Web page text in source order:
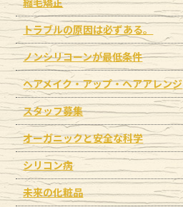
トラブルの原因は必ずある。
ノンシリコーンが最低条件
ヘアメイク・アップ・ヘアアレンジ
スタッフ募集
オーガニックと安全な科学
シリコン病
未来の化粧品